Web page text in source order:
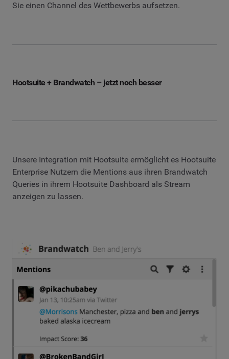
Sie einen Channel des Wettbewerbs aufsetzen.
Hootsuite + Brandwatch – jetzt noch besser
Unsere Integration mit Hootsuite ermöglicht es Hootsuite
Enterprise Nutzern die Mentions aus ihren Brandwatch
Queries in ihrem Hootsuite Dashboard als Stream
anzeigen zu lassen.